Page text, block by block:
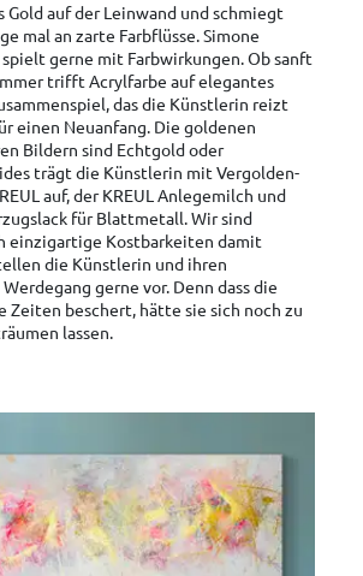
Gold auf der Leinwand und schmiegt
mal an zarte Farbflüsse. Simone
gerne mit Farbwirkungen. Ob sanft
trifft Acrylfarbe auf elegantes
das die Künstlerin reizt
einen Neuanfang. Die goldenen
Bildern sind Echtgold oder
trägt die Künstlerin mit Vergolden-
auf, der KREUL Anlegemilch und
für Blattmetall. Wir sind
einzigartige Kostbarkeiten damit
die Künstlerin und ihren
gerne vor. Denn dass die
Zeiten beschert, hätte sie sich noch zu
lassen.